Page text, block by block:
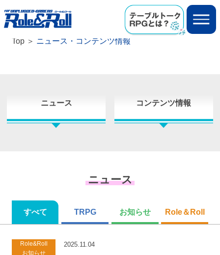
Top ニュース・コンテンツ情報
ニュース コンテンツ情報
ニュース
すべて TRPG お知らせ Role＆Roll
Role&Roll
お知らせ
2025.11.04